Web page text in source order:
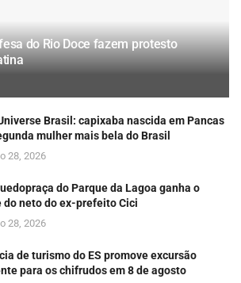
do Rio Doce fazem protesto
Brasil: capixaba nascida em Pancas
mulher mais bela do Brasil
28, 2026
do Parque da Lagoa ganha o
do neto do ex-prefeito Cici
28, 2026
de turismo do ES promove excursão
para os chifrudos em 8 de agosto